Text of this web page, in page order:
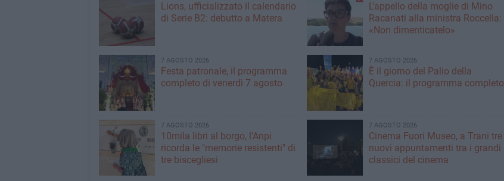
Lions, ufficializzato il calendario
di Serie B2: debutto a Matera
L'appello della moglie di Mino
Racanati alla ministra Roccella:
«Non dimenticatelo»
7 AGOSTO 2026
Festa patronale, il programma
completo di venerdì 7 agosto
7 AGOSTO 2026
È il giorno del Palio della
Quercia: il programma completo
7 AGOSTO 2026
10mila libri al borgo, l'Anpi
ricorda le "memorie resistenti" di
tre biscegliesi
7 AGOSTO 2026
Cinema Fuori Museo, a Trani tre
nuovi appuntamenti tra i grandi
classici del cinema